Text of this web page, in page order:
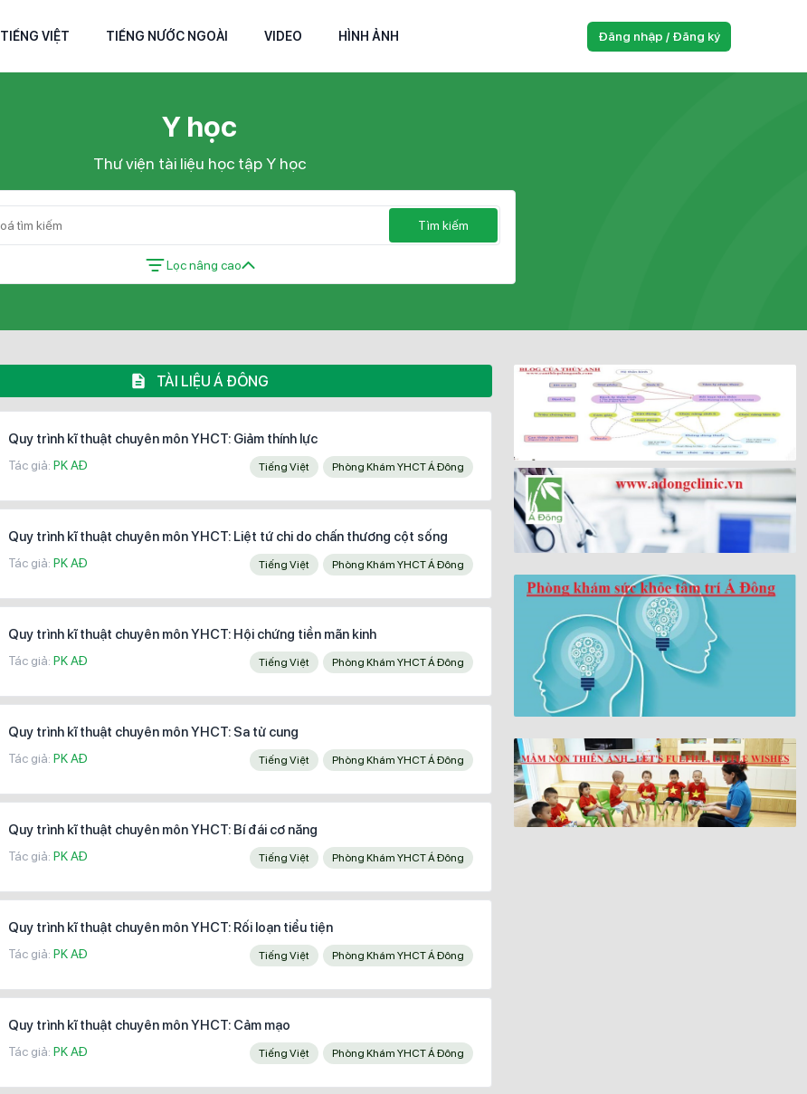
TIẾNG VIỆT TIẾNG NƯỚC NGOÀI VIDEO HÌNH ẢNH Đăng nhập / Đăng ký
Y học
Thư viện tài liệu học tập Y học
Tìm kiếm
Lọc nâng cao
TÀI LIỆU Á ĐÔNG
Quy trình kĩ thuật chuyên môn YHCT: Giảm thính lực
Tác giả: PK AĐ Tiếng Việt Phòng Khám YHCT Á Đông
Quy trình kĩ thuật chuyên môn YHCT: Liệt tứ chi do chấn thương cột sống
Tác giả: PK AĐ Tiếng Việt Phòng Khám YHCT Á Đông
Quy trình kĩ thuật chuyên môn YHCT: Hội chứng tiền mãn kinh
Tác giả: PK AĐ Tiếng Việt Phòng Khám YHCT Á Đông
Quy trình kĩ thuật chuyên môn YHCT: Sa tử cung
Tác giả: PK AĐ Tiếng Việt Phòng Khám YHCT Á Đông
Quy trình kĩ thuật chuyên môn YHCT: Bí đái cơ năng
Tác giả: PK AĐ Tiếng Việt Phòng Khám YHCT Á Đông
Quy trình kĩ thuật chuyên môn YHCT: Rối loạn tiểu tiện
Tác giả: PK AĐ Tiếng Việt Phòng Khám YHCT Á Đông
Quy trình kĩ thuật chuyên môn YHCT: Cảm mạo
Tác giả: PK AĐ Tiếng Việt Phòng Khám YHCT Á Đông